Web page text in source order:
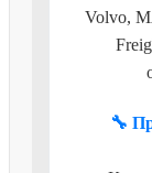
Volvo,
🔧